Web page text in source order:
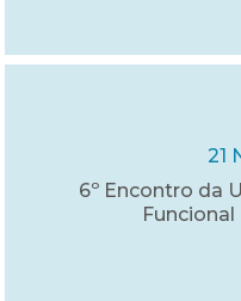
21
6º Encontro da